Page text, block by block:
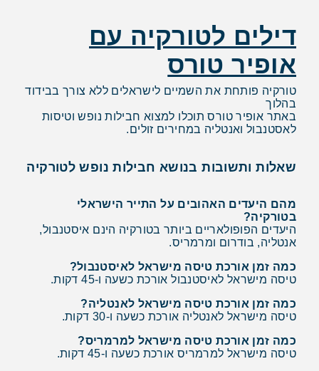
דילים לטורקיה עם
אופיר טורס
טורקיה פותחת את השמיים לישראלים ללא צורך בבידוד
בהלוך
באתר אופיר טורס תוכלו למצוא חבילות נופש וטיסות
לאסטנבול ואנטליה במחירים זולים.
שאלות ותשובות בנושא חבילות נופש לטורקיה
מהם היעדים האהובים על התייר הישראלי
בטורקיה?
היעדים הפופולאריים ביותר בטורקיה הינם איסטנבול,
אנטליה, בודרום ומרמריס.
כמה זמן אורכת טיסה מישראל לאיסטנבול?
טיסה מישראל לאיסטנבול אורכת כשעה ו-45 דקות.
כמה זמן אורכת טיסה מישראל לאנטליה?
טיסה מישראל לאנטליה אורכת כשעה ו-30 דקות.
כמה זמן אורכת טיסה מישראל למרמריס?
טיסה מישראל למרמריס אורכת כשעה ו-45 דקות.